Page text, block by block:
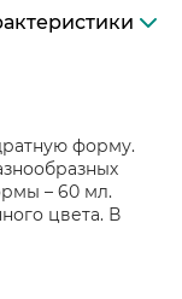
форму.
– 60 мл.
цвета. В